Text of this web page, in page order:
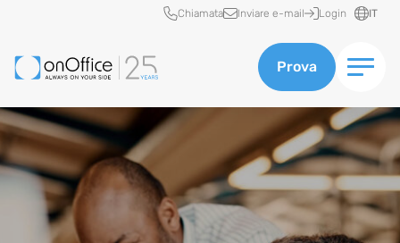
Accesso rapido
Chiamata Inviare e-mail Login IT
Prova